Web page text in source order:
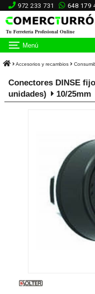
972 233 731 648 179
Tu Ferretería Profesional Online
Menú
Accesorios y recambios
Conectores DINSE
unidades)
10/25mm